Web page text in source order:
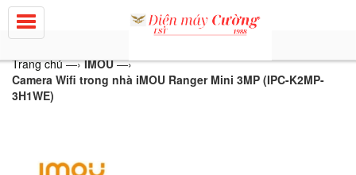
Trang chủ—› IMOU—›
Camera Wifi trong nhà iMOU Ranger Mini 3MP (IPC-K2MP-
3H1WE)